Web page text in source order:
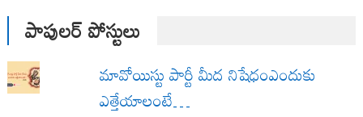
పాపులర్ పోస్టులు
మావోయిస్టు పార్టీ మీద నిషేధంఎందుకు
ఎత్తేయాలంటే…